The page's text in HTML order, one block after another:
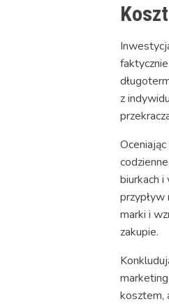
z
biurkach
marki i
zakupie.
kosztem,